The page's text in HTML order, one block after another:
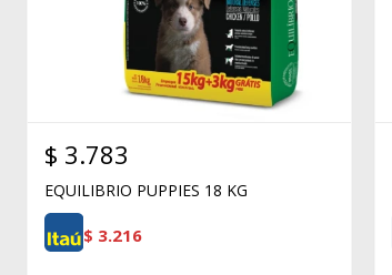
$ 3.783
EQUILIBRIO PUPPIES 18 KG
$ 3.216